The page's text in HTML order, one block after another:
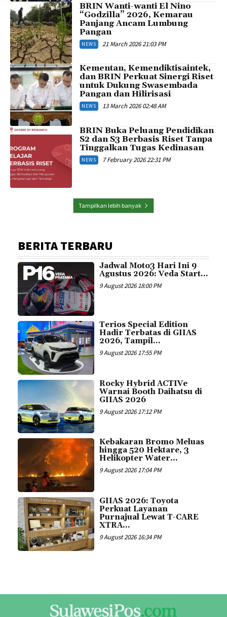
BRIN Wanti-wanti El Nino
“Godzilla” 2026, Kemarau
Panjang Ancam Lumbung
Pangan
NEWS 21 March 2026 21:03 PM
Kementan, Kemendiktisaintek,
dan BRIN Perkuat Sinergi Riset
untuk Dukung Swasembada
Pangan dan Hilirisasi
NEWS 13 March 2026 02:48 AM
BRIN Buka Peluang Pendidikan
S2 dan S3 Berbasis Riset Tanpa
Tinggalkan Tugas Kedinasan
NEWS 7 February 2026 22:31 PM
Tampilkan lebih banyak
BERITA TERBARU
Jadwal Moto3 Hari Ini 9
Agustus 2026: Veda Start...
9 August 2026 18:00 PM
Terios Special Edition
Hadir Terbatas di GIIAS
2026, Tampil...
9 August 2026 17:55 PM
Rocky Hybrid ACTIVe
Warnai Booth Daihatsu di
GIIAS 2026
9 August 2026 17:12 PM
Kebakaran Bromo Meluas
hingga 520 Hektare, 3
Helikopter Water...
9 August 2026 17:04 PM
GIIAS 2026: Toyota
Perkuat Layanan
Purnajual Lewat T-CARE
XTRA...
9 August 2026 16:34 PM